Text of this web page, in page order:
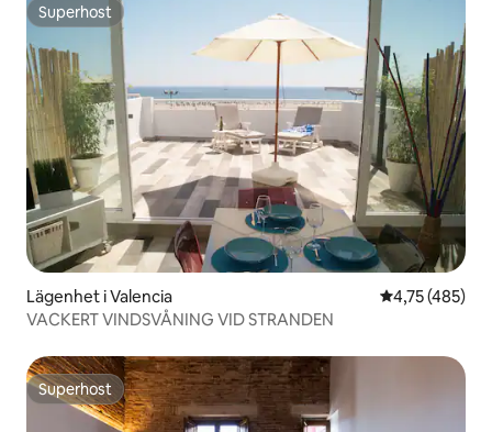
Superhost
Superhost
Lägenhet i Valencia 4,75 av 5 i
4,75 (485)
VACKERT VINDSVÅNING VID STRANDEN
Superhost
Superhost